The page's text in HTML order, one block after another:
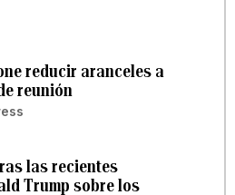
reducir aranceles a
reunión
las recientes
Trump sobre los